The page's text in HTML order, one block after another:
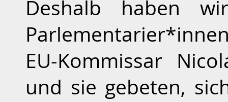
Deshalb haben
EU-Kommissar
und sie gebeten,